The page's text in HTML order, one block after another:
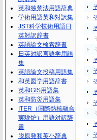
英和独禁法用語辞典
学術用語英和対訳集
JST科学技術用語日
英対訳辞書
英語論文検索辞書
日英対訳言語学用語
集
英語論文投稿用語集
和英図学用語辞書
英和GIS用語集
英和防災用語集
ITER（国際熱核融合
実験炉）用語対訳辞
書
脱原発和英小辞典